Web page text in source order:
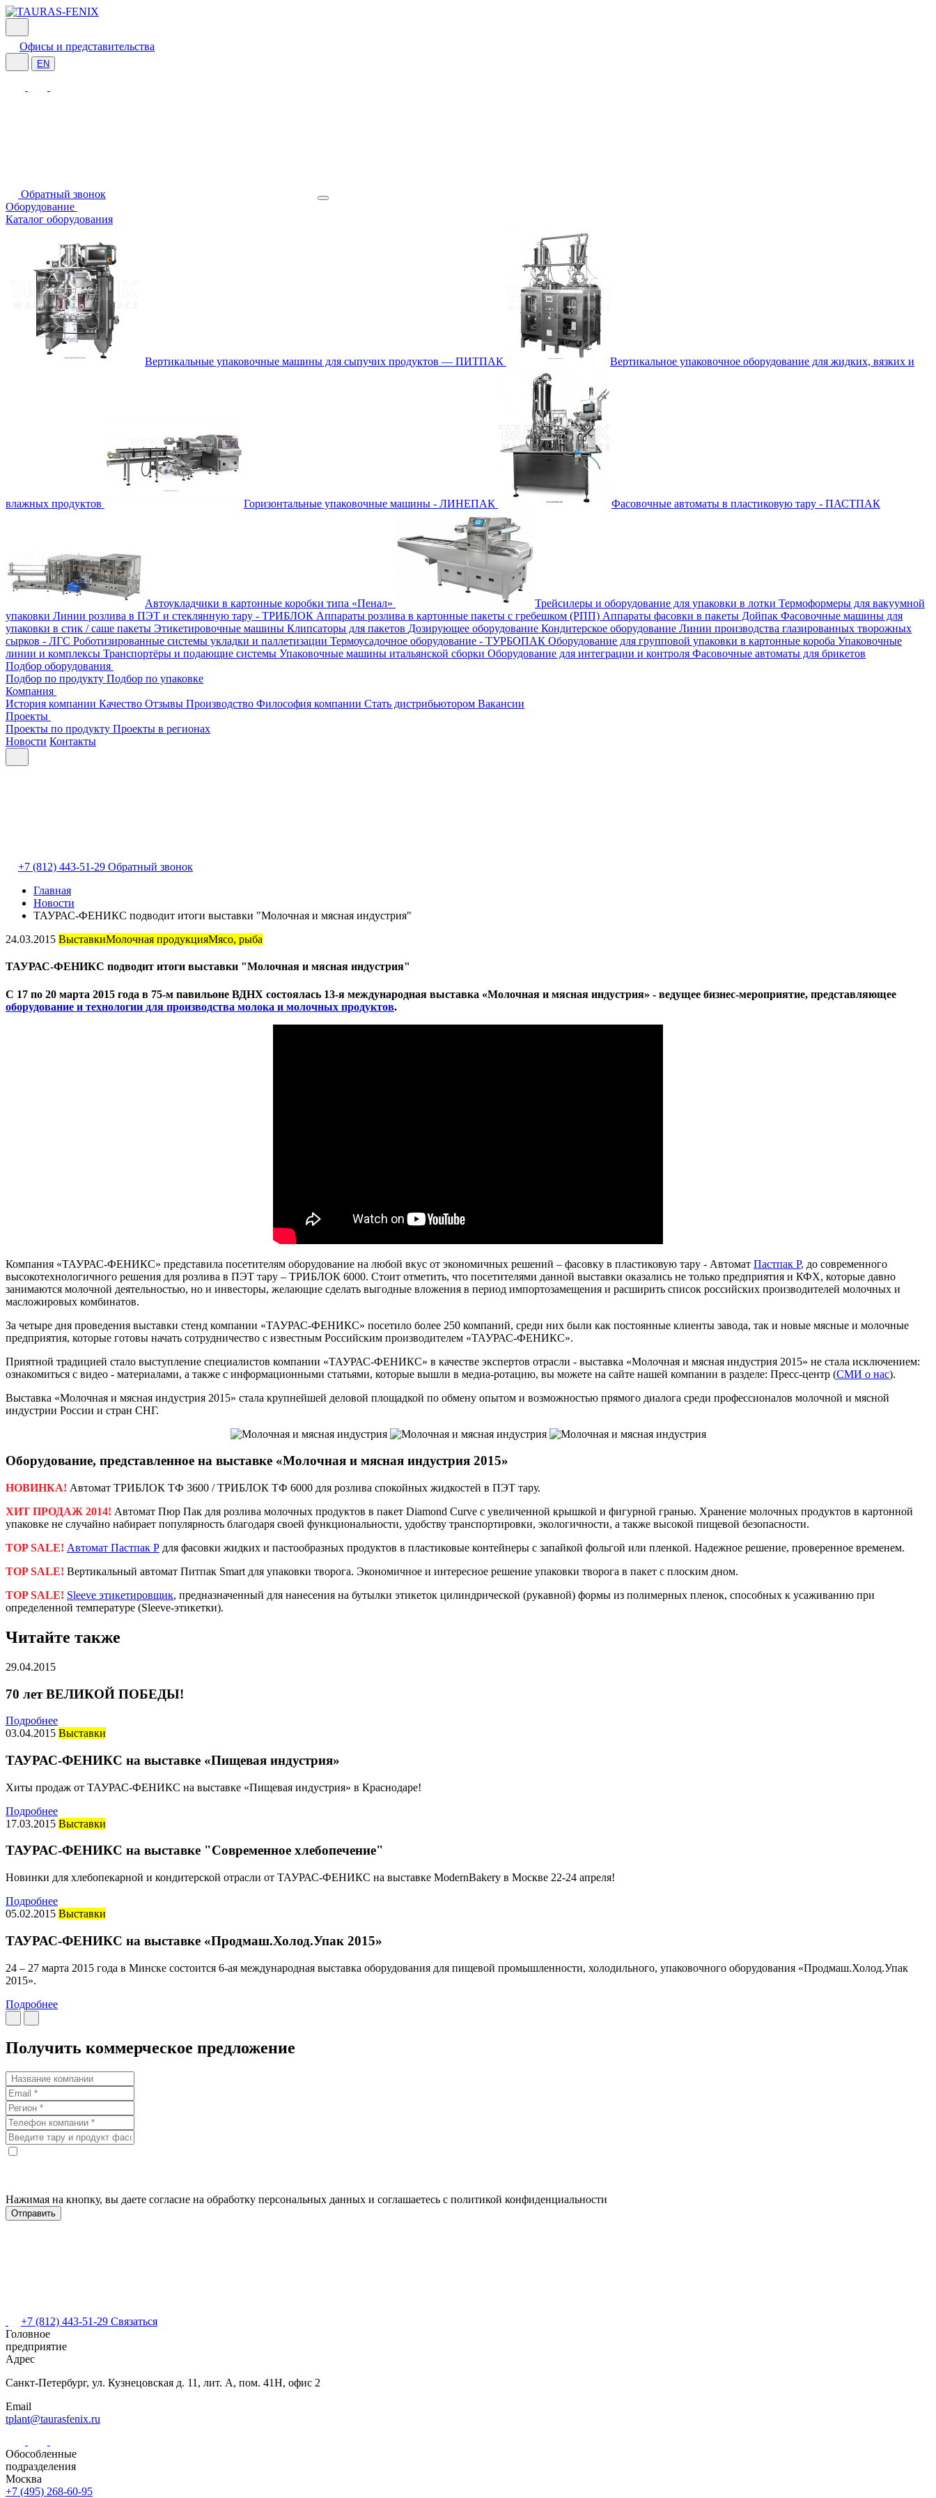
Офисы и представительства
EN
Обратный звонок
Оборудование
Каталог оборудования
Вертикальные упаковочные машины для сыпучих продуктов — ПИТПАК Вертикальное упаковочное оборудование для жидких, вязких и
влажных продуктов Горизонтальные упаковочные машины - ЛИНЕПАК Фасовочные автоматы в пластиковую тару - ПАСТПАК
Автоукладчики в картонные коробки типа «Пенал» Трейсилеры и оборудование для упаковки в лотки Термоформеры для вакуумной
упаковки Линии розлива в ПЭТ и стеклянную тару - ТРИБЛОК Аппараты розлива в картонные пакеты с гребешком (РПП) Аппараты фасовки в пакеты Дойпак Фасовочные машины для
упаковки в стик / саше пакеты Этикетировочные машины Клипсаторы для пакетов Дозирующее оборудование Кондитерское оборудование Линии производства глазированных творожных
сырков - ЛГС Роботизированные системы укладки и паллетизации Термоусадочное оборудование - ТУРБОПАК Оборудование для групповой упаковки в картонные короба Упаковочные
линии и комплексы Транспортёры и подающие системы Упаковочные машины итальянской сборки Оборудование для интеграции и контроля Фасовочные автоматы для брикетов
Подбор оборудования
Подбор по продукту Подбор по упаковке
Компания
История компании Качество Отзывы Производство Философия компании Стать дистрибьютором Вакансии
Проекты
Проекты по продукту Проекты в регионах
Новости Контакты
+7 (812) 443-51-29 Обратный звонок
Главная
Новости
ТАУРАС-ФЕНИКС подводит итоги выставки "Молочная и мясная индустрия"
24.03.2015 ВыставкиМолочная продукцияМясо, рыба
ТАУРАС-ФЕНИКС подводит итоги выставки "Молочная и мясная индустрия"
С 17 по 20 марта 2015 года в 75-м павильоне ВДНХ состоялась 13-я международная выставка «Молочная и мясная индустрия» - ведущее бизнес-мероприятие, представляющее
оборудование и технологии для производства молока и молочных продуктов.
Компания «ТАУРАС-ФЕНИКС» представила посетителям оборудование на любой вкус от экономичных решений – фасовку в пластиковую тару - Автомат Пастпак Р, до современного
высокотехнологичного решения для розлива в ПЭТ тару – ТРИБЛОК 6000. Стоит отметить, что посетителями данной выставки оказались не только предприятия и КФХ, которые давно
занимаются молочной деятельностью, но и инвесторы, желающие сделать выгодные вложения в период импортозамещения и расширить список российских производителей молочных и
масложировых комбинатов.
За четыре дня проведения выставки стенд компании «ТАУРАС-ФЕНИКС» посетило более 250 компаний, среди них были как постоянные клиенты завода, так и новые мясные и молочные
предприятия, которые готовы начать сотрудничество с известным Российским производителем «ТАУРАС-ФЕНИКС».
Приятной традицией стало выступление специалистов компании «ТАУРАС-ФЕНИКС» в качестве экспертов отрасли - выставка «Молочная и мясная индустрия 2015» не стала исключением:
ознакомиться с видео - материалами, а также с информационными статьями, которые вышли в медиа-ротацию, вы можете на сайте нашей компании в разделе: Пресс-центр (СМИ о нас).
Выставка «Молочная и мясная индустрия 2015» стала крупнейшей деловой площадкой по обмену опытом и возможностью прямого диалога среди профессионалов молочной и мясной
индустрии России и стран СНГ.
Оборудование, представленное на выставке «Молочная и мясная индустрия 2015»
НОВИНКА! Автомат ТРИБЛОК ТФ 3600 / ТРИБЛОК ТФ 6000 для розлива спокойных жидкостей в ПЭТ тару.
ХИТ ПРОДАЖ 2014! Автомат Пюр Пак для розлива молочных продуктов в пакет Diamond Curve с увеличенной крышкой и фигурной гранью. Хранение молочных продуктов в картонной
упаковке не случайно набирает популярность благодаря своей функциональности, удобству транспортировки, экологичности, а также высокой пищевой безопасности.
TOP SALE! Автомат Пастпак Р для фасовки жидких и пастообразных продуктов в пластиковые контейнеры с запайкой фольгой или пленкой. Надежное решение, проверенное временем.
TOP SALE! Вертикальный автомат Питпак Smart для упаковки творога. Экономичное и интересное решение упаковки творога в пакет с плоским дном.
TOP SALE! Sleeve этикетировщик, предназначенный для нанесения на бутылки этикеток цилиндрической (рукавной) формы из полимерных пленок, способных к усаживанию при
определенной температуре (Sleeve-этикетки).
Читайте также
29.04.2015
70 лет ВЕЛИКОЙ ПОБЕДЫ!
Подробнее
03.04.2015 Выставки
ТАУРАС-ФЕНИКС на выставке «Пищевая индустрия»
Хиты продаж от ТАУРАС-ФЕНИКС на выставке «Пищевая индустрия» в Краснодаре!
Подробнее
17.03.2015 Выставки
ТАУРАС-ФЕНИКС на выставке "Современное хлебопечение"
Новинки для хлебопекарной и кондитерской отрасли от ТАУРАС-ФЕНИКС на выставке ModernBakery в Москве 22-24 апреля!
Подробнее
05.02.2015 Выставки
ТАУРАС-ФЕНИКС на выставке «Продмаш.Холод.Упак 2015»
24 – 27 марта 2015 года в Минске состоится 6-ая международная выставка оборудования для пищевой промышленности, холодильного, упаковочного оборудования «Продмаш.Холод.Упак
2015».
Подробнее
Получить коммерческое предложение
Нажимая на кнопку, вы даете согласие на обработку персональных данных и соглашаетесь с политикой конфиденциальности
+7 (812) 443-51-29 Связаться
Головное
предприятие
Адрес
Санкт-Петербург, ул. Кузнецовская д. 11, лит. А, пом. 41Н, офис 2
Email
tplant@taurasfenix.ru
Обособленные
подразделения
Москва
+7 (495) 268-60-95